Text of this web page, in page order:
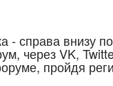
- справа внизу
через VK,
пройдя